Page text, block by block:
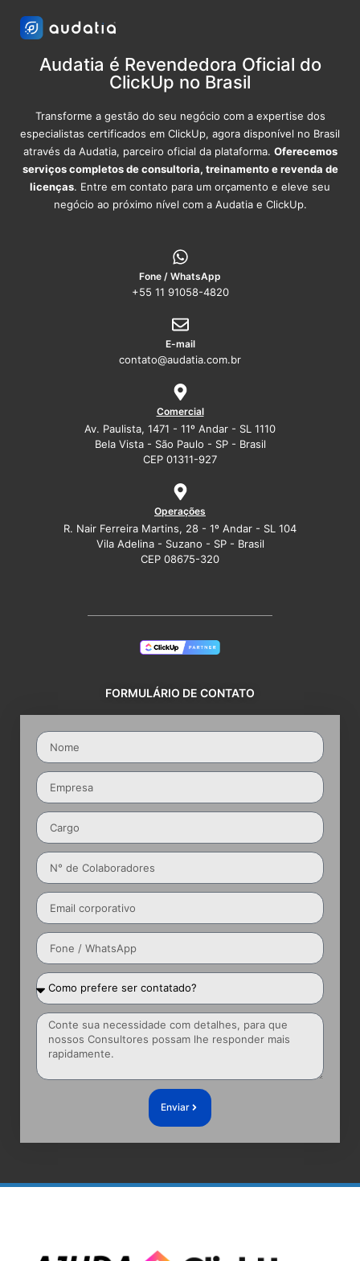
Audatia é Revendedora Oficial do
ClickUp no Brasil
Transforme a gestão do seu negócio com a expertise dos
especialistas certificados em ClickUp, agora disponível no Brasil
através da Audatia, parceiro oficial da plataforma. Oferecemos
serviços completos de consultoria, treinamento e revenda de
licenças. Entre em contato para um orçamento e eleve seu
negócio ao próximo nível com a Audatia e ClickUp.
Fone / WhatsApp
+55 11 91058-4820
E-mail
contato@audatia.com.br
Comercial
Av. Paulista, 1471 - 11º Andar - SL 1110
Bela Vista - São Paulo - SP - Brasil
CEP 01311-927
Operações
R. Nair Ferreira Martins, 28 - 1º Andar - SL 104
Vila Adelina - Suzano - SP - Brasil
CEP 08675-320
FORMULÁRIO DE CONTATO
Enviar